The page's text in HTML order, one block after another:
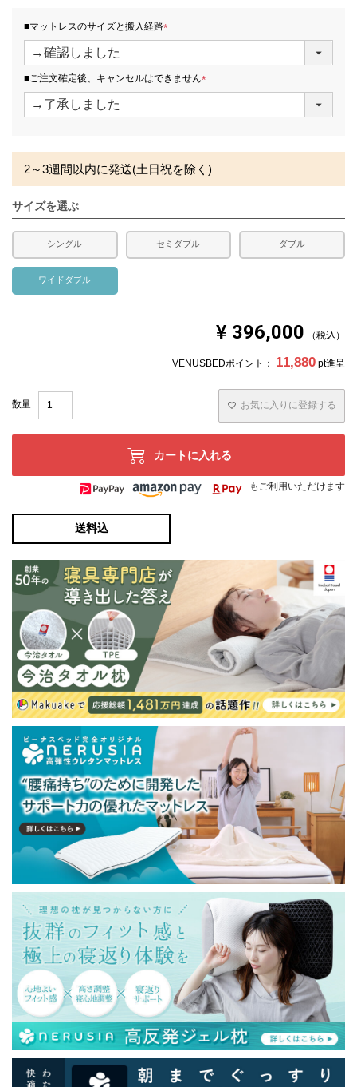
コイルの線径 2.1mm・7.5巻
コイル数 672
生産国 日本
備考
・価格はマットレス単体購入の金額です。
発生する場合がございます。また、発送予定も変更になる
場合があります。
■マットレスのサイズと搬入経路
(
)
■ご注文確定後、キャンセルはできません
(
2～3週間以内に発送(土日祝を除く)
サイズを選ぶ
シングル セミダブル ダブル
ワイドダブル
¥ 396,000 税込
VENUSBEDポイント： 11,880 pt進呈
お気に入りに登録する
カートに入れる
もご利用いただけます
送料込